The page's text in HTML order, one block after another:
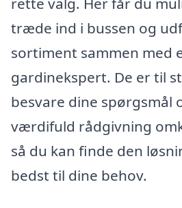
træde ind i bussen og
sortiment sammen med
gardinekspert. De er til
besvare dine spørgsmål
værdifuld rådgivning
så du kan finde den
bedst til dine behov.